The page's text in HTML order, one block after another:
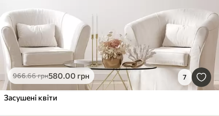
966.66грн580.00 грн 7
Засушені квіти